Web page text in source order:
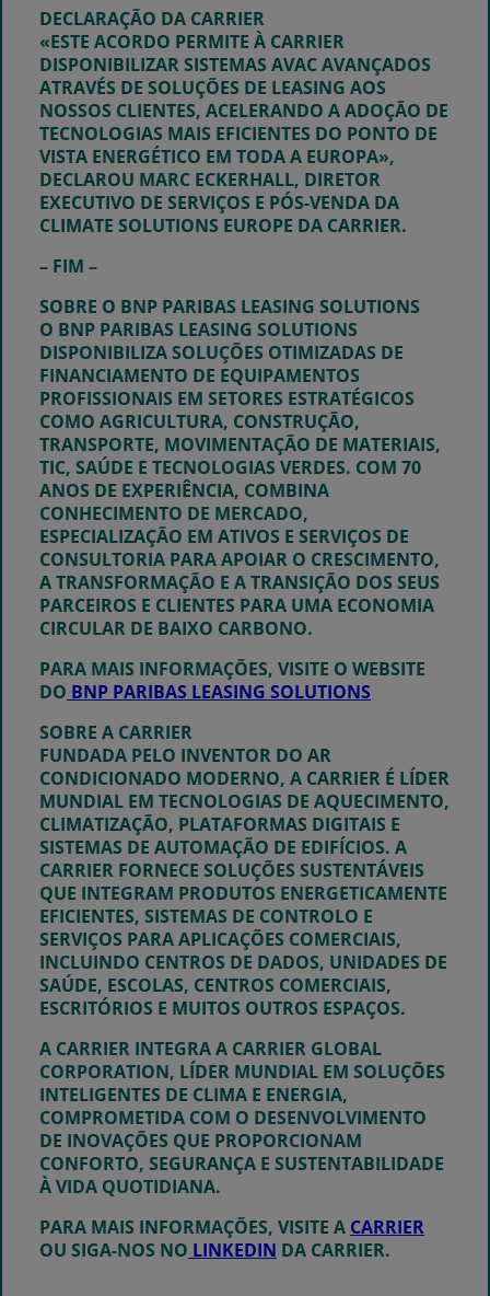
DECLARAÇÃO DA CARRIER
«ESTE ACORDO PERMITE À CARRIER
DISPONIBILIZAR SISTEMAS AVAC AVANÇADOS
ATRAVÉS DE SOLUÇÕES DE LEASING AOS
NOSSOS CLIENTES, ACELERANDO A ADOÇÃO DE
TECNOLOGIAS MAIS EFICIENTES DO PONTO DE
VISTA ENERGÉTICO EM TODA A EUROPA»,
DECLAROU MARC ECKERHALL, DIRETOR
EXECUTIVO DE SERVIÇOS E PÓS-VENDA DA
CLIMATE SOLUTIONS EUROPE DA CARRIER.
– FIM –
SOBRE O BNP PARIBAS LEASING SOLUTIONS
O BNP PARIBAS LEASING SOLUTIONS
DISPONIBILIZA SOLUÇÕES OTIMIZADAS DE
FINANCIAMENTO DE EQUIPAMENTOS
PROFISSIONAIS EM SETORES ESTRATÉGICOS
COMO AGRICULTURA, CONSTRUÇÃO,
TRANSPORTE, MOVIMENTAÇÃO DE MATERIAIS,
TIC, SAÚDE E TECNOLOGIAS VERDES. COM 70
ANOS DE EXPERIÊNCIA, COMBINA
CONHECIMENTO DE MERCADO,
ESPECIALIZAÇÃO EM ATIVOS E SERVIÇOS DE
CONSULTORIA PARA APOIAR O CRESCIMENTO,
A TRANSFORMAÇÃO E A TRANSIÇÃO DOS SEUS
PARCEIROS E CLIENTES PARA UMA ECONOMIA
CIRCULAR DE BAIXO CARBONO.
PARA MAIS INFORMAÇÕES, VISITE O WEBSITE
DO BNP PARIBAS LEASING SOLUTIONS⁠
SOBRE A CARRIER
FUNDADA PELO INVENTOR DO AR
CONDICIONADO MODERNO, A CARRIER É LÍDER
MUNDIAL EM TECNOLOGIAS DE AQUECIMENTO,
CLIMATIZAÇÃO, PLATAFORMAS DIGITAIS E
SISTEMAS DE AUTOMAÇÃO DE EDIFÍCIOS. A
CARRIER FORNECE SOLUÇÕES SUSTENTÁVEIS
QUE INTEGRAM PRODUTOS ENERGETICAMENTE
EFICIENTES, SISTEMAS DE CONTROLO E
SERVIÇOS PARA APLICAÇÕES COMERCIAIS,
INCLUINDO CENTROS DE DADOS, UNIDADES DE
SAÚDE, ESCOLAS, CENTROS COMERCIAIS,
ESCRITÓRIOS E MUITOS OUTROS ESPAÇOS.
A CARRIER INTEGRA A CARRIER GLOBAL
CORPORATION, LÍDER MUNDIAL EM SOLUÇÕES
INTELIGENTES DE CLIMA E ENERGIA,
COMPROMETIDA COM O DESENVOLVIMENTO
DE INOVAÇÕES QUE PROPORCIONAM
CONFORTO, SEGURANÇA E SUSTENTABILIDADE
À VIDA QUOTIDIANA.
PARA MAIS INFORMAÇÕES, VISITE A CARRIER
OU SIGA-NOS NO LINKEDIN DA CARRIER⁠.